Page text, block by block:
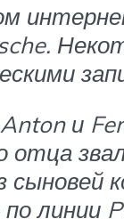
и
отца
линии